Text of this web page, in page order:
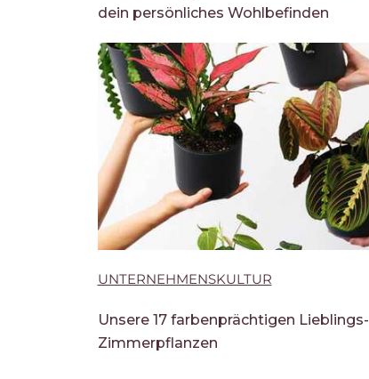
dein persönliches Wohlbefinden
UNTERNEHMENSKULTUR
Unsere 17 farbenprächtigen Lieblings-
Zimmerpflanzen